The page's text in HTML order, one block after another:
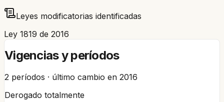
Leyes modificatorias identificadas
Ley 1819 de 2016
Vigencias y períodos
2 períodos · último cambio en 2016
Derogado totalmente